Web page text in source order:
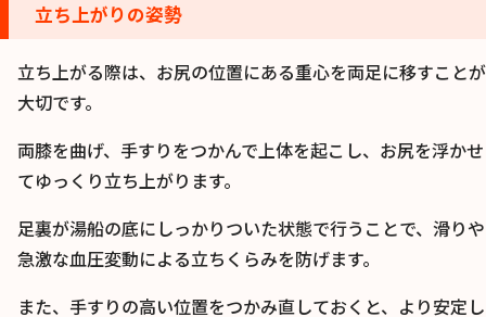
立ち上がりの姿勢
立ち上がる際は、お尻の位置にある重心を両足に移すことが
大切です。
両膝を曲げ、手すりをつかんで上体を起こし、お尻を浮かせ
てゆっくり立ち上がります。
足裏が湯船の底にしっかりついた状態で行うことで、滑りや
急激な血圧変動による立ちくらみを防げます。
また、手すりの高い位置をつかみ直しておくと、より安定し